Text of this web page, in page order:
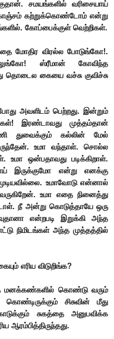
சமயங்களில் வரிசையாய்
கொஞ்சம் கற்றுக்கொண்டோம் என்று
கோப்பைக்குள் வெற்றிகள்.
மோதிர விரல்ல போடுங்கோ!.
ஸ்ரீமான் கோவிந்த
தொடைல கையை வச்சு குவிச்சு
அவளிடம் பெற்றது. இன்றும்
இரண்டாவது முத்தம்தான்
துவைக்கும் கல்லின் மேல்
உமா வந்தாள். சொல்ல
உமா ஒன்பதாவது படிக்கிறாள்.
இருக்குமோ என்று எனக்கு
உமாவோடு என்னால்
உமா எதை நினைத்து
நீ அன்று கொடுத்தாயே ஒரு
என்றபடி இறுக்கி அந்த
நிமிடங்கள் அந்த முத்தத்தில்
எரிய விடுறிங்க?
மனக்கண்களில் கொண்டு வரும்
கொண்டிருக்கும் சிசுவின் மீது
சுகத்தை அனுபவிக்க
ஆரம்பித்திருந்தது.